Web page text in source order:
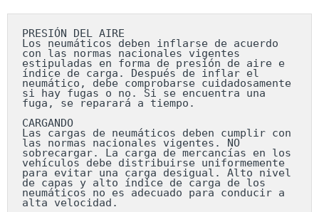
PRESIÓN DEL AIRE
Los neumáticos deben inflarse de acuerdo
con las normas nacionales vigentes
estipuladas en forma de presión de aire e
índice de carga. Después de inflar el
neumático, debe comprobarse cuidadosamente
si hay fugas o no. Si se encuentra una
fuga, se reparará a tiempo.
CARGANDO
Las cargas de neumáticos deben cumplir con
las normas nacionales vigentes. NO
sobrecargar. La carga de mercancías en los
vehículos debe distribuirse uniformemente
para evitar una carga desigual. Alto nivel
de capas y alto índice de carga de los
neumáticos no es adecuado para conducir a
alta velocidad.